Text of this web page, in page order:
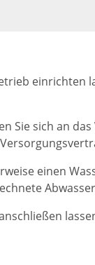
einrichten
Sie sich an
einen